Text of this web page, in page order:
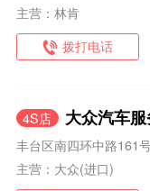
主营：林肯
拨打电话
4S店 大众汽车服
丰台区南四环中路161
主营：大众(进口)